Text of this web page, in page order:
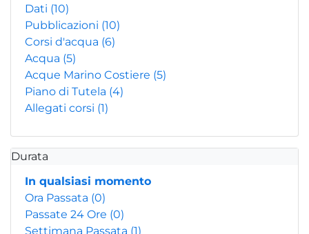
Dati (10)
Pubblicazioni (10)
Corsi d'acqua (6)
Acqua (5)
Acque Marino Costiere (5)
Piano di Tutela (4)
Allegati corsi (1)
Durata
In qualsiasi momento
Ora Passata (0)
Passate 24 Ore (0)
Settimana Passata (1)